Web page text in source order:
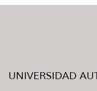
UNIVERSIDAD